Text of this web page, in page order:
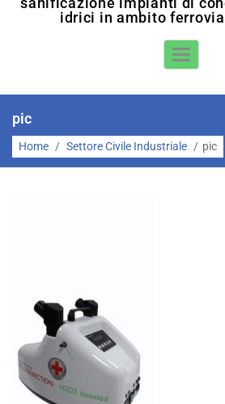
idrici in ambito
Toggle
pic
Home / Settore Civile Industriale / pic